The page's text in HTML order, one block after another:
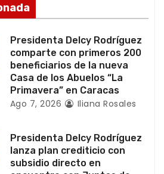
Presidenta Delcy Rodríguez
comparte con primeros 200
beneficiarios de la nueva
Casa de los Abuelos “La
Primavera” en Caracas
Ago 7, 2026 Iliana Rosales
Presidenta Delcy Rodríguez
lanza plan crediticio con
subsidio directo en